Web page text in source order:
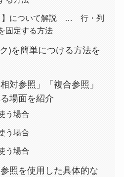
】について解説 … 行・列
固定する方法
)を簡単につける方法を
対参照」「複合参照」
場面を紹介
う場合
う場合
う場合
照を使用した具体的な